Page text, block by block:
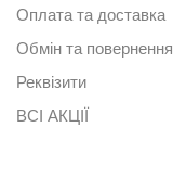
Оплата та доставка
Обмін та повернення
Реквізити
ВСІ АКЦІЇ